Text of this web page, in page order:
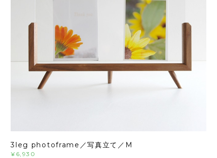
3leg photoframe／写真立て／M
¥6,930